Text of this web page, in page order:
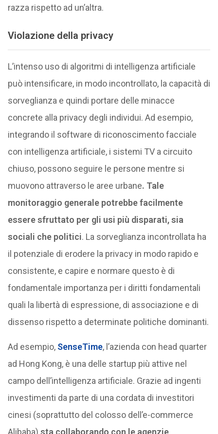
razza rispetto ad un’altra.
Violazione della privacy
L’intenso uso di algoritmi di intelligenza artificiale
può intensificare, in modo incontrollato, la capacità di
sorveglianza e quindi portare delle minacce
concrete alla privacy degli individui. Ad esempio,
integrando il software di riconoscimento facciale
con intelligenza artificiale, i sistemi TV a circuito
chiuso, possono seguire le persone mentre si
muovono attraverso le aree urbane. Tale
monitoraggio generale potrebbe facilmente
essere sfruttato per gli usi più disparati, sia
sociali che politici. La sorveglianza incontrollata ha
il potenziale di erodere la privacy in modo rapido e
consistente, e capire e normare questo è di
fondamentale importanza per i diritti fondamentali
quali la libertà di espressione, di associazione e di
dissenso rispetto a determinate politiche dominanti.
Ad esempio, SenseTime, l’azienda con head quarter
ad Hong Kong, è una delle startup più attive nel
campo dell’intelligenza artificiale. Grazie ad ingenti
investimenti da parte di una cordata di investitori
cinesi (soprattutto del colosso dell’e-commerce
Alibaba) sta collaborando con le agenzie